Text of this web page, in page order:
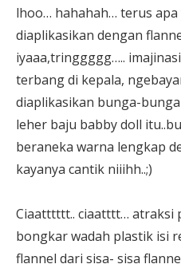
lhoo… hahahah… terus apa
diaplikasikan dengan
iyaaa,tringgggg…..
terbang di kepala,
diaplikasikan bunga-
leher baju babby doll
beraneka warna lengkap
kayanya cantik niiihh..;)
Ciaatttttt.. ciaatttt… atraksi
bongkar wadah plastik isi
flannel dari sisa- sisa